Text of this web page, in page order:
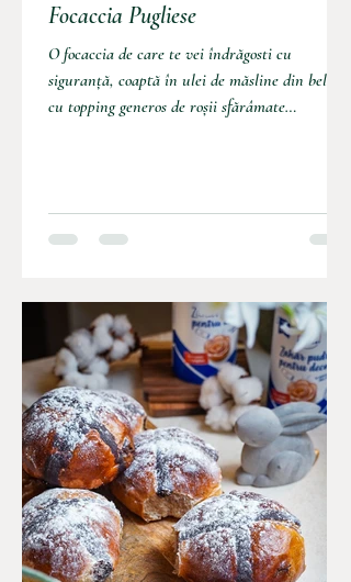
Focaccia Pugliese
O focaccia de care te vei îndrăgosti cu
siguranță, coaptă în ulei de măsline din belșug,
cu topping generos de roșii sfărâmate